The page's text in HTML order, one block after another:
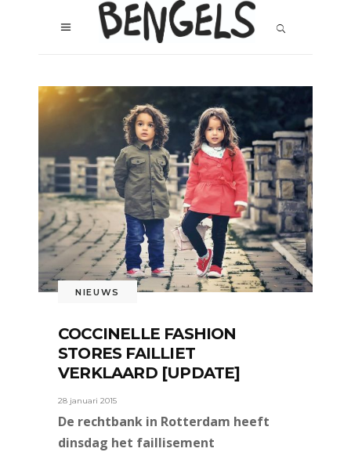
NIEUWS
COCCINELLE FASHION
STORES FAILLIET
VERKLAARD [UPDATE]
28 januari 2015
De rechtbank in Rotterdam heeft
dinsdag het faillisement